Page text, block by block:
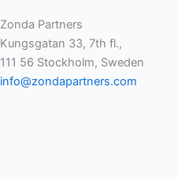
Zonda Partners
Kungsgatan 33, 7th fl.,
111 56 Stockholm, Sweden
info@zondapartners.com